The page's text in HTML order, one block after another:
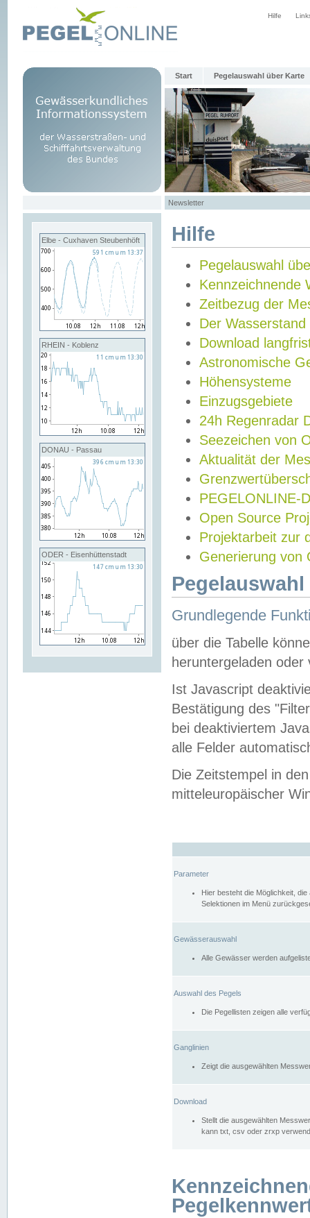
Hilfe
Start Pegelauswahl über Karte
Newsletter
Elbe - Cuxhaven Steubenhöft
RHEIN - Koblenz
DONAU - Passau
ODER - Eisenhüttenstadt
Hilfe
Pegelauswahl
Kennzeichnende
Zeitbezug der
Der Wasserstand
Download
Astronomische
Höhensysteme
Einzugsgebiete
24h Regenradar
Seezeichen von
Aktualität der
PEGELONLINE-
Open Source
Projektarbeit zur
Generierung von
Grundlegende
über die Tabelle
heruntergeladen oder
Ist Javascript
Bestätigung des
bei deaktiviertem
alle Felder
Die Zeitstempel in
mitteleuropäischer
Parameter
Hier besteht die Möglichkeit,
Selektionen im Menü
Gewässerauswahl
Alle Gewässer werden
Auswahl des Pegels
Die Pegellisten zeigen alle
Ganglinien
Zeigt die ausgewählten
Download
Stellt die ausgewählten
kann txt, csv oder zrxp